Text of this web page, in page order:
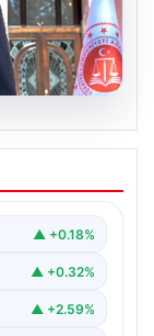
yeni bir
kabul…
▲ +0.18%
▲ +0.32%
▲ +2.59%